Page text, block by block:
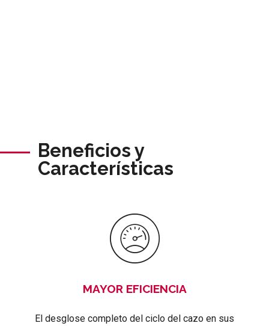
Beneficios y
Características
MAYOR EFICIENCIA
El desglose completo del ciclo del cazo en sus